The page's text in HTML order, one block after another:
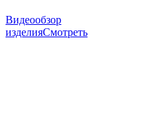
Видеообзор
изделияСмотреть